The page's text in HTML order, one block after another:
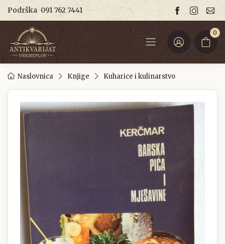
Podrška 091 762 7441
0
Naslovnica Knjige Kuharice i kulinarstvo